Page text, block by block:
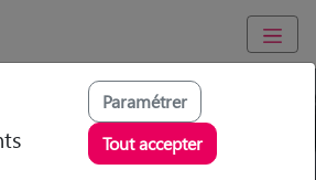
gardien idéal !
Paramétrer
Tout accepter